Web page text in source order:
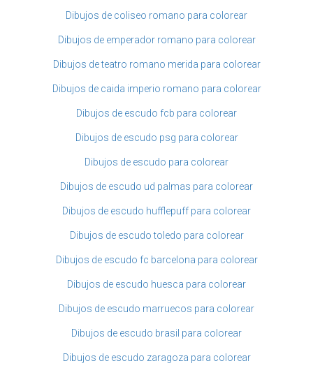
Dibujos de coliseo romano para colorear
Dibujos de emperador romano para colorear
Dibujos de teatro romano merida para colorear
Dibujos de caida imperio romano para colorear
Dibujos de escudo fcb para colorear
Dibujos de escudo psg para colorear
Dibujos de escudo para colorear
Dibujos de escudo ud palmas para colorear
Dibujos de escudo hufflepuff para colorear
Dibujos de escudo toledo para colorear
Dibujos de escudo fc barcelona para colorear
Dibujos de escudo huesca para colorear
Dibujos de escudo marruecos para colorear
Dibujos de escudo brasil para colorear
Dibujos de escudo zaragoza para colorear